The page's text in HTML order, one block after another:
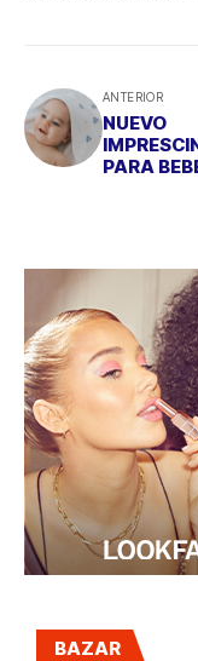
ANTERIOR
NUEVO
PARA
BAZAR